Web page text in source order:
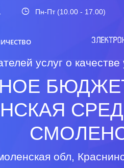
Пн-Пт (10.00 - 17.00)
услуг о
обл,